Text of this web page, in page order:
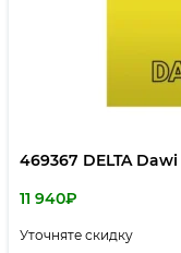
469367 DELTA
11 940₽
Уточняте скидку